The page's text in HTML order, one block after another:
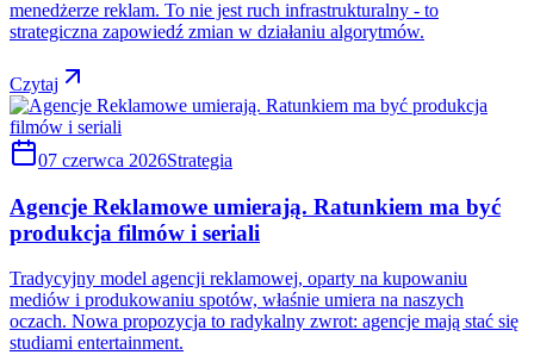
menedżerze reklam. To nie jest ruch infrastrukturalny - to
strategiczna zapowiedź zmian w działaniu algorytmów.
Czytaj
07 czerwca 2026Strategia
Agencje Reklamowe umierają. Ratunkiem ma być
produkcja filmów i seriali
Tradycyjny model agencji reklamowej, oparty na kupowaniu
mediów i produkowaniu spotów, właśnie umiera na naszych
oczach. Nowa propozycja to radykalny zwrot: agencje mają stać się
studiami entertainment.